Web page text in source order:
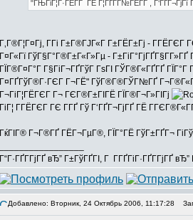
"ГЊГіГ¦Г·ГЁГ­Г ГЁ Г¦ГҐГ­Г№ГЁГ­Г , Г‘ГҐГ¬ГјГї
Г‚Г®Г¦Г¤Гј, Г­Гі Г±Г®ГЈГ«Г Г±ГЁГ±Гј -
Г¤Г«Гї ГўГ§Г°Г®Г±Г«Г»Гµ -
ГЇГ®Г¤Г°Г Г§ГіГ¬ГҐГўГ ГѕГІ ГЎГ®Г«ГҐГҐ
Г¤ГҐГўГ®Г·ГЄГ Г¬ГЁ" ГўГ®Г®ГЎГ№ГҐ
Г¬ГіГ¦ГЁГЄГ Г¬ ГЄГ®Г±ГІГЁ ГЇГ®Г¬Г»ГІГј
ГіГ¦ Г­ГЁГЄГ ГЄ Г­ГҐ Гў Г‘ГҐГ¬ГјГҐ ГЁ
ГќГІГ® Г¬Г®ГҐ ГЁГ¬ГµГ®, ГЇГ°ГЁ ГўГ±ГҐГ¬
Г“Г·ГҐГ­ГјГҐ вЂ” Г±ГўГҐГІ, Г Г­ГҐГіГ·ГҐГ­ГјГҐ
Добавлено: Вторник, 24 Октябрь 2006, 11:17:28